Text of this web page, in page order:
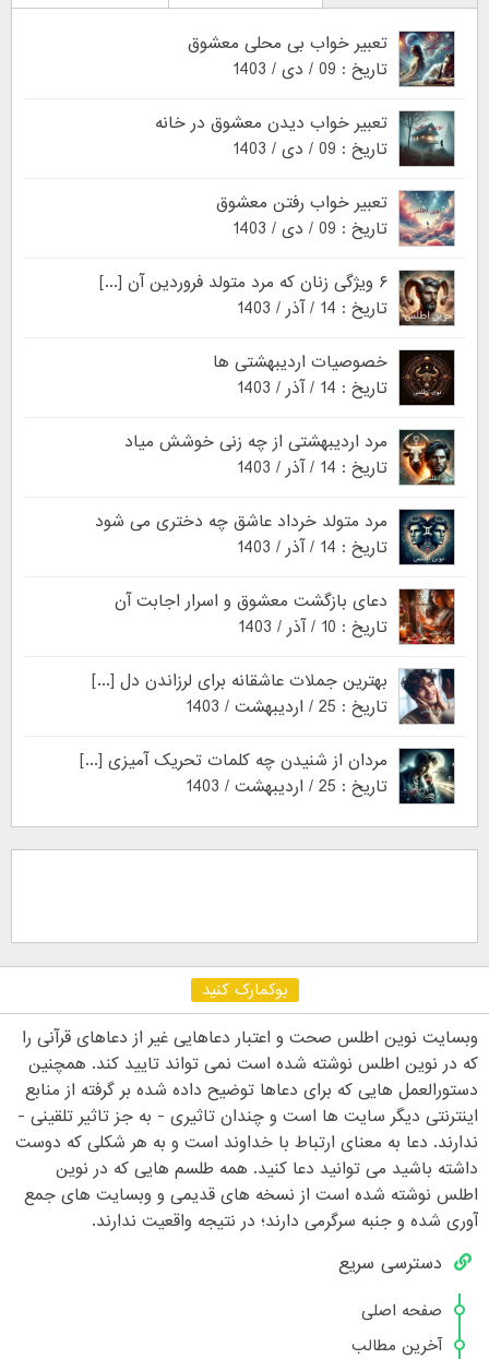
تعبیر خواب بی محلی معشوق
تاریخ : 09 / دی / 1403
تعبیر خواب دیدن معشوق در خانه
تاریخ : 09 / دی / 1403
تعبیر خواب رفتن معشوق
تاریخ : 09 / دی / 1403
۶ ویژگی زنان که مرد متولد فروردین آن [...]
تاریخ : 14 / آذر / 1403
خصوصیات اردیبهشتی ها
تاریخ : 14 / آذر / 1403
مرد اردیبهشتی از چه زنی خوشش میاد
تاریخ : 14 / آذر / 1403
مرد متولد خرداد عاشق چه دختری می شود
تاریخ : 14 / آذر / 1403
دعای بازگشت معشوق و اسرار اجابت آن
تاریخ : 10 / آذر / 1403
بهترین جملات عاشقانه برای لرزاندن دل [...]
تاریخ : 25 / اردیبهشت / 1403
مردان از شنیدن چه کلمات تحریک آمیزی [...]
تاریخ : 25 / اردیبهشت / 1403
بوکمارک کنید
وبسایت نوین اطلس صحت و اعتبار دعاهایی غیر از دعاهای قرآنی را
که در نوین اطلس نوشته شده است نمی تواند تایید کند. همچنین
دستورالعمل هایی که برای دعاها توضیح داده شده بر گرفته از منابع
اینترنتی دیگر سایت ها است و چندان تاثیری - به جز تاثیر تلقینی -
ندارند. دعا به معنای ارتباط با خداوند است و به هر شکلی که دوست
داشته باشید می توانید دعا کنید. همه طلسم هایی که در نوین
اطلس نوشته شده است از نسخه های قدیمی و وبسایت های جمع
آوری شده و جنبه سرگرمی دارند؛ در نتیجه واقعیت ندارند.
دسترسی سریع
صفحه اصلی
آخرین مطالب